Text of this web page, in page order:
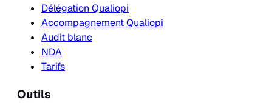
Délégation Qualiopi
Accompagnement Qualiopi
Audit blanc
NDA
Tarifs
Outils